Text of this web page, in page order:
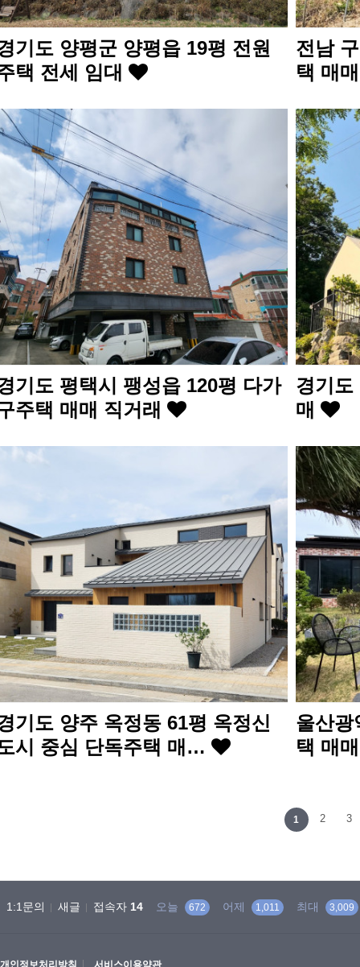
기도 양평군 양평읍 19평 전원
택 전세 임대
전남
택 매
기도 평택시 팽성읍 120평 다가
주택 매매 직거래
경기도
매
기도 양주 옥정동 61평 옥정신
시 중심 단독주택 매…
울산광
택 매
1 2 3
1:1문의 새글 접속자 14 오늘 672 어제 1,011 최대 3,009
개인정보처리방침 서비스이용약관